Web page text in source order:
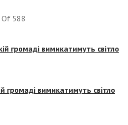
Of 588
громаді вимикатимуть світло
громаді вимикатимуть світло